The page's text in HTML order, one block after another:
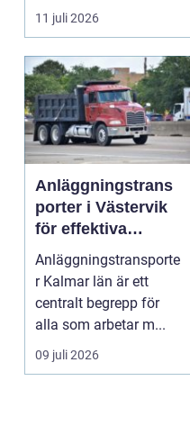
inte...
11 juli 2026
Anläggningstrans
porter i Västervik
för effektiva
byggprojekt
Anläggningstransporte
r Kalmar län är ett
centralt begrepp för
alla som arbetar m...
09 juli 2026